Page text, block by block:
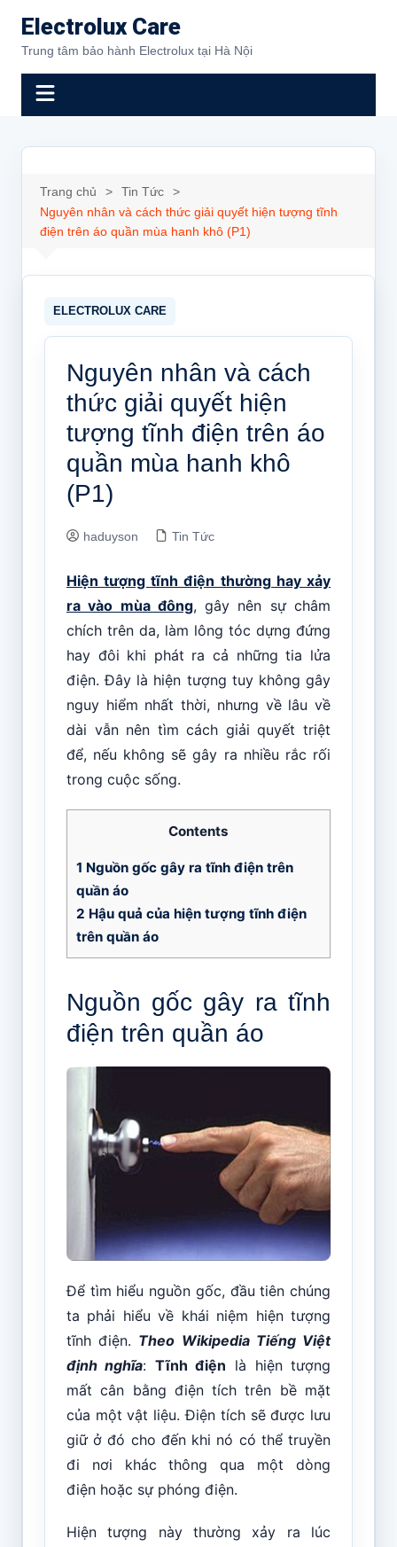
đến
phần
Electrolux Care
Trung tâm bảo hành Electrolux tại Hà Nội
Trang chủ
Tin Tức
Nguyên nhân và cách thức giải quyết hiện tượng tĩnh
điện trên áo quần mùa hanh khô (P1)
Nguyên nhân và cách
thức giải quyết hiện
tượng tĩnh điện trên áo
quần mùa hanh khô
(P1)
haduyson Tin Tức
Hiện tượng tĩnh điện thường hay xảy
ra vào mùa đông, gây nên sự châm
chích trên da, làm lông tóc dựng đứng
hay đôi khi phát ra cả những tia lửa
điện. Đây là hiện tượng tuy không gây
nguy hiểm nhất thời, nhưng về lâu về
dài vẫn nên tìm cách giải quyết triệt
để, nếu không sẽ gây ra nhiều rắc rối
trong cuộc sống.
Contents
1 Nguồn gốc gây ra tĩnh điện trên
quần áo
2 Hậu quả của hiện tượng tĩnh điện
trên quần áo
Nguồn gốc gây ra tĩnh
điện trên quần áo
Để tìm hiểu nguồn gốc, đầu tiên chúng
ta phải hiểu về khái niệm hiện tượng
tĩnh điện. Theo Wikipedia Tiếng Việt
định nghĩa: Tĩnh điện là hiện tượng
mất cân bằng điện tích trên bề mặt
của một vật liệu. Điện tích sẽ được lưu
giữ ở đó cho đến khi nó có thể truyền
đi nơi khác thông qua một dòng
điện hoặc sự phóng điện.
Hiện tượng này thường xảy ra lúc